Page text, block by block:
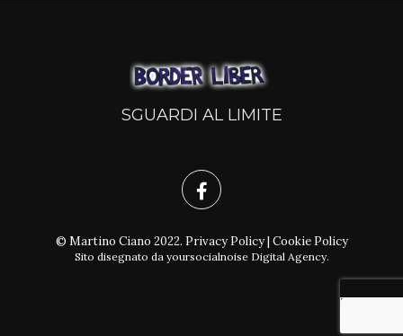
SGUARDI AL LIMITE
© Martino Ciano 2022. Privacy Policy| Cookie Policy
Sito disegnato da yoursocialnoise Digital Agency.